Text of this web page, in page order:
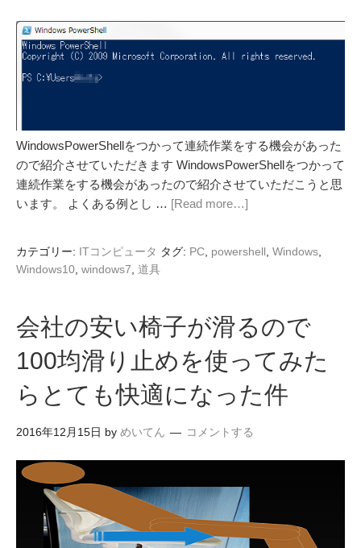
WindowsPowerShellをつかって連続作業をする機会があった
ので紹介させていただきます WindowsPowerShellをつかって
連続作業をする機会があったので紹介させていただこうと思
います。 よくある例とし … [Read more…]
カテゴリー: ITコンピュータ タグ: PC powershell Windows
Windows10 windows7 道具
会社の安い椅子が滑るので
100均滑り止めを使ってみた
らとても快適になった件
2016年12月15日 by めいてん コメントする